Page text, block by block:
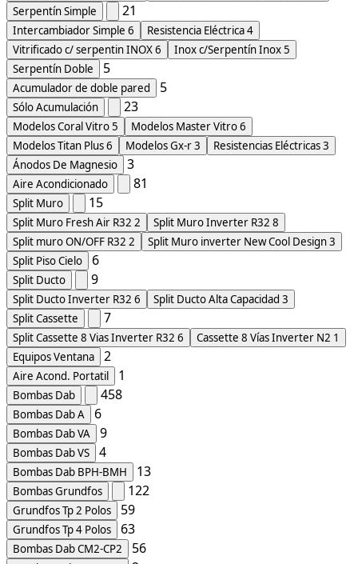
Serpentín Simple
21
Intercambiador Simple 6 Resistencia Eléctrica4
Vitrificado c/ serpentin INOX6 Inox c/Serpentín Inox5
Serpentín Doble
5
Acumulador de doble pared 5
Sólo Acumulación 23
Modelos Coral Vitro5 Modelos Master Vitro6
Modelos Titan Plus6 Modelos Gx-r3 Resistencias Eléctricas3
Ánodos De Magnesio
3
Aire Acondicionado 81
Split Muro 15
Split Muro Fresh Air R32 2 Split Muro Inverter R32 8
Split muro ON/OFF R32 2 Split Muro inverter New Cool Design3
Split Piso Cielo
6
Split Ducto 9
Split Ducto Inverter R32 6 Split Ducto Alta Capacidad 3
Split Cassette
7
Split Cassette 8 Vias Inverter R32 6 Cassette 8 Vías Inverter N2 1
Equipos Ventana
2
Aire Acond. Portatil 1
Bombas Dab 458
Bombas Dab A 6
Bombas Dab VA 9
Bombas Dab VS 4
Bombas Dab BPH-BMH 13
Bombas Grundfos 122
Grundfos Tp 2 Polos 59
Grundfos Tp 4 Polos 63
Bombas Dab CM2-CP2 56